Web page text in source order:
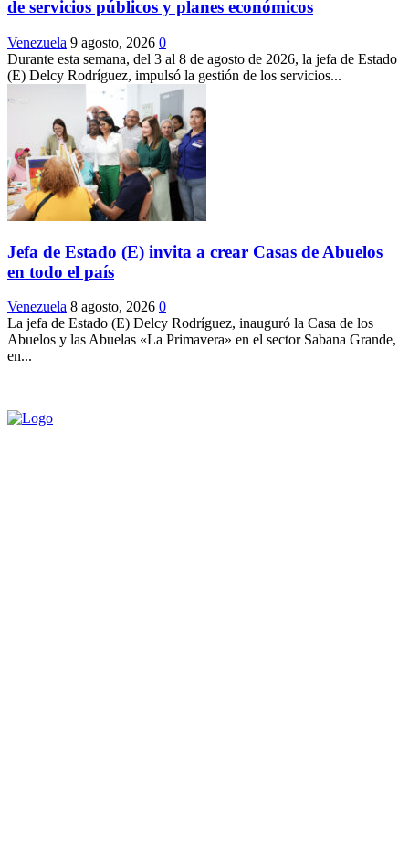
de servicios públicos y planes económicos
Venezuela 9 agosto, 2026 0
Durante esta semana, del 3 al 8 de agosto de 2026, la jefa de Estado
(E) Delcy Rodríguez, impulsó la gestión de los servicios...
Jefa de Estado (E) invita a crear Casas de Abuelos
en todo el país
Venezuela 8 agosto, 2026 0
La jefa de Estado (E) Delcy Rodríguez, inauguró la Casa de los
Abuelos y las Abuelas «La Primavera» en el sector Sabana Grande,
en...